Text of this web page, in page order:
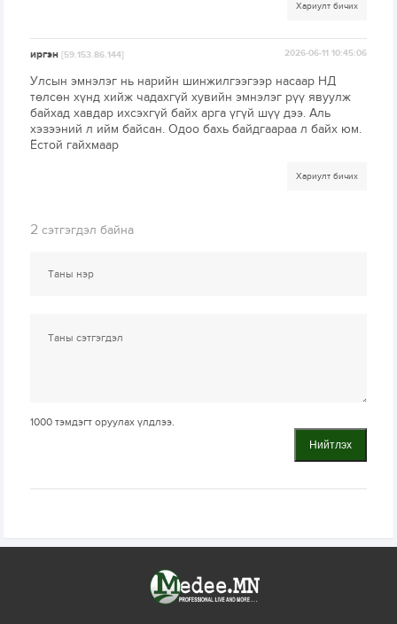
Хариулт бичих
иргэн[59.153.86.144] 2026-06-11 10:45:06
Улсын эмнэлэг нь нарийн шинжилгээгээр насаар НД
төлсөн хүнд хийж чадахгүй хувийн эмнэлэг рүү явуулж
байхад хавдар ихсэхгүй байх арга үгүй шүү дээ. Аль
хэзээний л ийм байсан. Одоо бахь байдгаараа л байх юм.
Ёстой гайхмаар
Хариулт бичих
2 сэтгэгдэл байна
1000 тэмдэгт оруулах үлдлээ.
Нийтлэх